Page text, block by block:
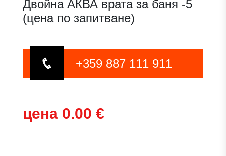
Двойна АКВА врата за баня -5
(цена по запитване)
+359 887 111 911
цена 0.00 €